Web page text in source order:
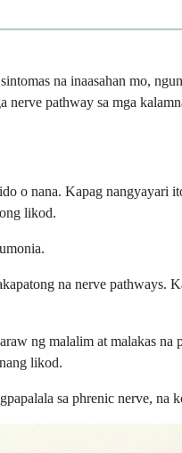
na inaasahan mo,
nerve pathway sa mga
o nana. Kapag
likod.
na nerve pathways.
ng malalim at malakas
likod.
sa phrenic nerve,